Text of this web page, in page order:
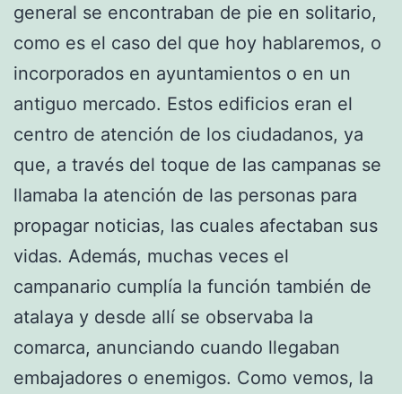
general se encontraban de pie en solitario,
como es el caso del que hoy hablaremos, o
incorporados en ayuntamientos o en un
antiguo mercado. Estos edificios eran el
centro de atención de los ciudadanos, ya
que, a través del toque de las campanas se
llamaba la atención de las personas para
propagar noticias, las cuales afectaban sus
vidas. Además, muchas veces el
campanario cumplía la función también de
atalaya y desde allí se observaba la
comarca, anunciando cuando llegaban
embajadores o enemigos. Como vemos, la